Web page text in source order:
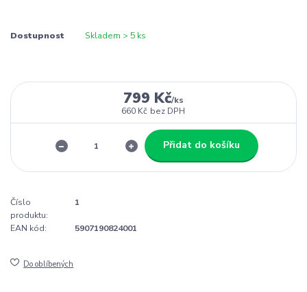
Dostupnost Skladem > 5 ks
799 Kč/ks
660 Kč bez DPH
Přidat do košíku
Číslo
produktu:
1
EAN kód: 5907190824001
Do oblíbených